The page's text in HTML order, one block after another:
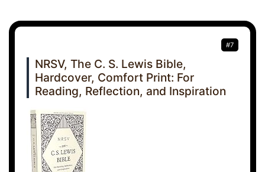
#7
NRSV, The C. S. Lewis Bible,
Hardcover, Comfort Print: For
Reading, Reflection, and Inspiration